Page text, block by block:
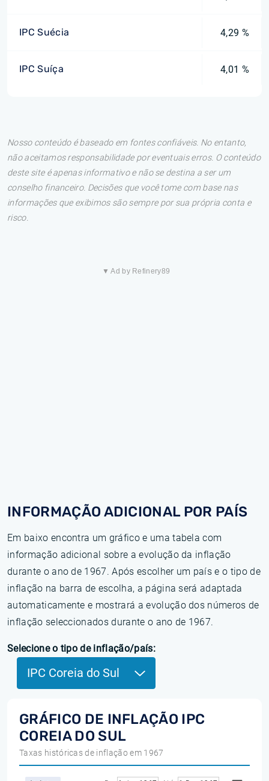
IPC Suécia 4,29 %
IPC Suíça 4,01 %
Nosso conteúdo é baseado em fontes confiáveis. No entanto,
não aceitamos responsabilidade por eventuais erros. O conteúdo
deste site é apenas informativo e não se destina a ser um
conselho financeiro. Decisões que você tome com base nas
informações que exibimos são sempre por sua própria conta e
risco.
▼ Ad by Refinery89
INFORMAÇÃO ADICIONAL POR PAÍS
Em baixo encontra um gráfico e uma tabela com
informação adicional sobre a evolução da inflação
durante o ano de 1967. Após escolher um país e o tipo de
inflação na barra de escolha, a página será adaptada
automaticamente e mostrará a evolução dos números de
inflação seleccionados durante o ano de 1967.
Selecione o tipo de inflação/país:
IPC Coreia do Sul
GRÁFICO DE INFLAÇÃO IPC
COREIA DO SUL
Taxas históricas de inflação em 1967